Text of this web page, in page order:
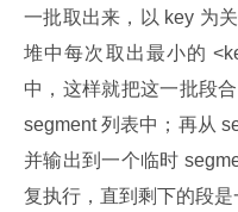
一批取出来，以 key 为
堆中每次取出最小的
中，这样就把这一批段
segment 列表中；再从
并输出到一个临时
复执行，直到剩下的段是